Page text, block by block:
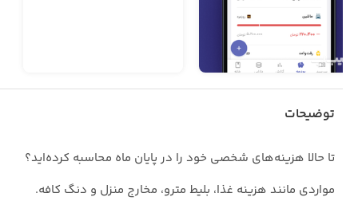
توضیحات
تا حالا هزینه‌های شخصی خود را در پایان ماه محاسبه کرده‌اید؟
مواردی مانند هزینه غذا، بلیط مترو، مخارج منزل و دنگ کافه.